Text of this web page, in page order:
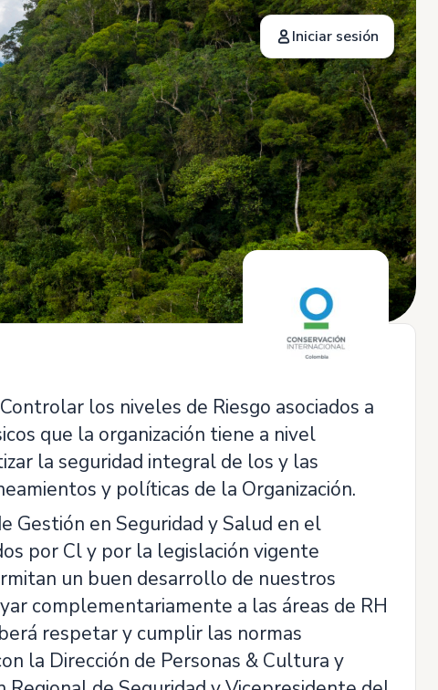
Iniciar sesión
los niveles de Riesgo asociados a
que la organización tiene a nivel
la seguridad integral de los y las
y políticas de la Organización.
Gestión en Seguridad y Salud en el
por Cl y por la legislación vigente
un buen desarrollo de nuestros
complementariamente a las áreas de RH
respetar y cumplir las normas
la Dirección de Personas & Cultura y